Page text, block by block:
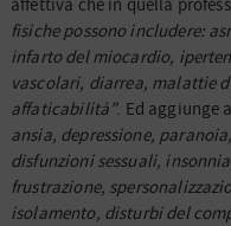
affettiva che in quella
fisiche possono includere:
infarto del miocardio,
vascolari, diarrea, malattie
affaticabilità”. Ed aggiunge
ansia, depressione,
disfunzioni sessuali,
frustrazione,
isolamento, disturbi del